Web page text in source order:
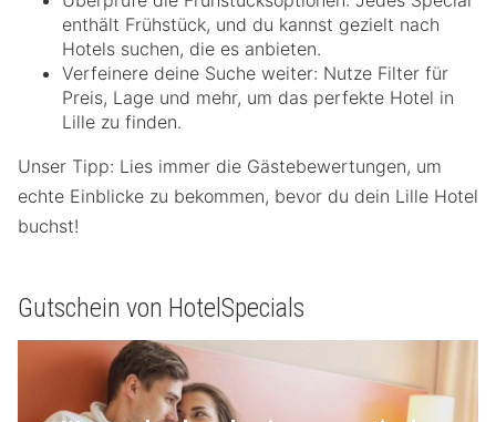
enthält Frühstück, und du kannst gezielt nach
Hotels suchen, die es anbieten.
Verfeinere deine Suche weiter: Nutze Filter für
Preis, Lage und mehr, um das perfekte Hotel in
Lille zu finden.
Unser Tipp: Lies immer die Gästebewertungen, um
echte Einblicke zu bekommen, bevor du dein Lille Hotel
buchst!
Gutschein von HotelSpecials